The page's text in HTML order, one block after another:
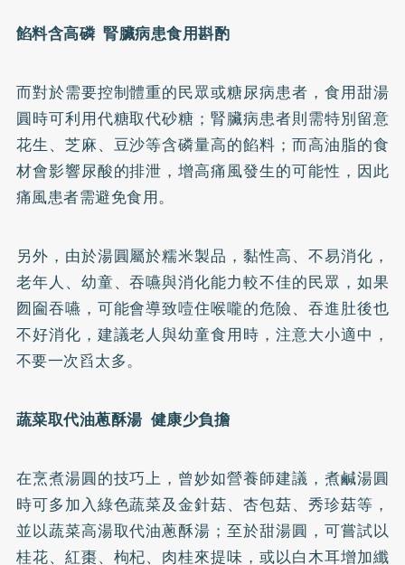
餡料含高磷腎臟病患食用斟酌
而對於需要控制體重的民眾或糖尿病患者，食用甜湯
圓時可利用代糖取代砂糖；腎臟病患者則需特別留意
花生、芝麻、豆沙等含磷量高的餡料；而高油脂的食
材會影響尿酸的排泄，增高痛風發生的可能性，因此
痛風患者需避免食用。
另外，由於湯圓屬於糯米製品，黏性高、不易消化，
老年人、幼童、吞嚥與消化能力較不佳的民眾，如果
囫圇吞嚥，可能會導致噎住喉嚨的危險、吞進肚後也
不好消化，建議老人與幼童食用時，注意大小適中，
不要一次舀太多。
蔬菜取代油蔥酥湯 健康少負擔
在烹煮湯圓的技巧上，曾妙如營養師建議，煮鹹湯圓
時可多加入綠色蔬菜及金針菇、杏包菇、秀珍菇等，
並以蔬菜高湯取代油蔥酥湯；至於甜湯圓，可嘗試以
桂花、紅棗、枸杞、肉桂來提味，或以白木耳增加纖